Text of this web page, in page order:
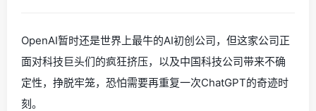
OpenAI暂时还是世界上最牛的AI初创公司，但这家公司正
面对科技巨头们的疯狂挤压，以及中国科技公司带来不确
定性，挣脱牢笼，恐怕需要再重复一次ChatGPT的奇迹时
刻。